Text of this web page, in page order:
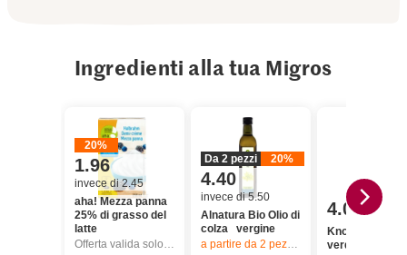
Ingredienti alla tua Migros
20%
1.96
invece di 2.45
aha! Mezza panna
25% di grasso del
latte
Offerta valida solo dal 6.8 al 12.8.2026, fino a esaurimento dello stock.
Da 2 pezzi 20%
4.40
invece di 5.50
Alnatura Bio Olio di
colza vergine
a partire da 2 pezzi, Offerta valida solo
4.00
Knorr Brodo di
verdura in dadi